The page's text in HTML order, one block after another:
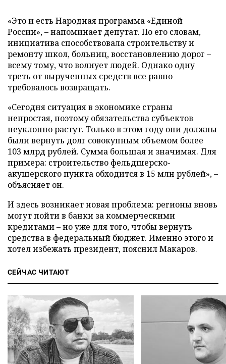
«Это и есть Народная программа «Единой
России», – напоминает депутат. По его словам,
инициатива способствовала строительству и
ремонту школ, больниц, восстановлению дорог –
всему тому, что волнует людей. Однако одну
треть от вырученных средств все равно
требовалось возвращать.
«Сегодня ситуация в экономике страны
непростая, поэтому обязательства субъектов
неуклонно растут. Только в этом году они должны
были вернуть долг совокупным объемом более
103 млрд рублей. Сумма большая и значимая. Для
примера: строительство фельдшерско-
акушерского пункта обходится в 15 млн рублей», –
объясняет он.
И здесь возникает новая проблема: регионы вновь
могут пойти в банки за коммерческими
кредитами – но уже для того, чтобы вернуть
средства в федеральный бюджет. Именно этого и
хотел избежать президент, пояснил Макаров.
СЕЙЧАС ЧИТАЮТ